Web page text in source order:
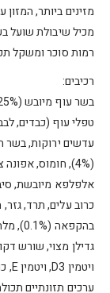
מזינים ביותר,
מכיל שיבולת שועל
רמות סוכר ומשקל
רכיבים:
אלפלפא מיובשת,
כרוב עלים, תרד,